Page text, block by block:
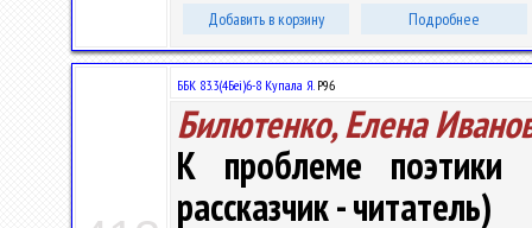
Добавить в корзину Подробнее
ББК 83.3(4Беі)6-8 Купала Я.Р96
Билютенко, Елена
К проблеме поэтики
рассказчик - читатель)